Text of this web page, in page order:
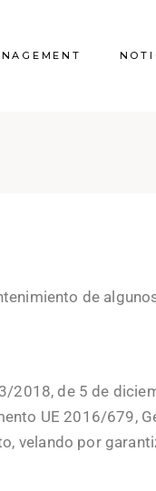
de
2018, de 5 de
UE 2016/679,
velando por